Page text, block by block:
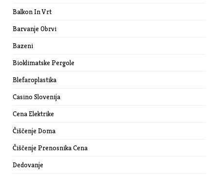
Balkon In Vrt
Barvanje Obrvi
Bazeni
Bioklimatske Pergole
Blefaroplastika
Casino Slovenija
Cena Elektrike
Čiščenje Doma
Čiščenje Prenosnika Cena
Dedovanje